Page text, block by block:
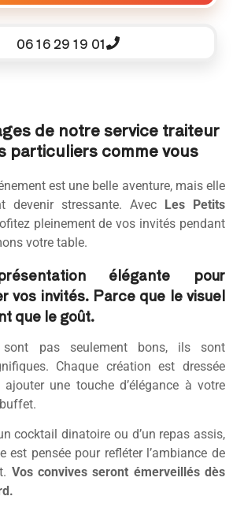
06 16 29 19 01
de notre service traiteur
particuliers comme vous
est une belle aventure, mais elle
devenir stressante. Avec
Les Petits
pleinement de vos invités pendant
votre table.
élégante pour
vos invités. Parce que le visuel
que le goût.
pas seulement bons, ils sont
Chaque création est dressée
une touche d’élégance à votre
cocktail dinatoire ou d’un repas assis,
est pensée pour refléter l’ambiance de
Vos convives seront émerveillés dès